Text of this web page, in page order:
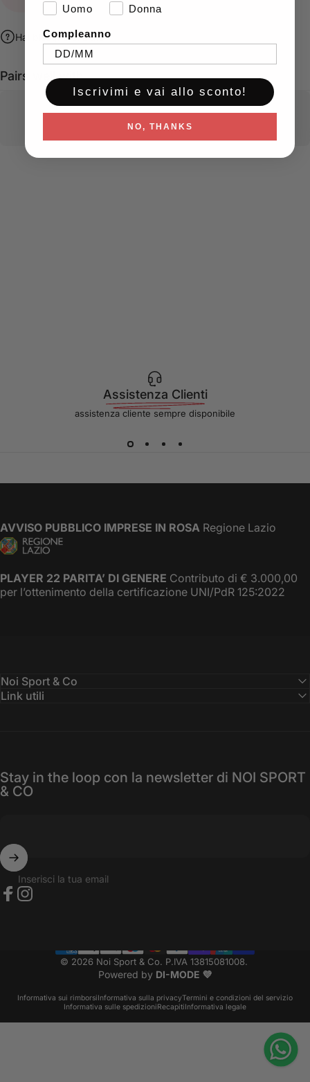
Hai bisogno di aiuto?
Pairs well with
Assistenza Clienti
assistenza cliente sempre disponibile
AVVISO PUBBLICO IMPRESE IN ROSA Regione Lazio
PLAYER 22 PARITA’ DI GENERE Contributo di € 3.000,00
per l’ottenimento della certificazione UNI/PdR 125:2022
Noi Sport & Co
Link utili
Stay in the loop con la newsletter di NOI SPORT
& CO
Inserisci la tua email
© 2026 Noi Sport & Co. P.IVA 13815081008.
Powered by DI-MODE 💜
Informativa sui rimborsiInformativa sulla privacyTermini e condizioni del servizio
Informativa sulle spedizioniRecapitiInformativa legale
Uomo
Donna
Compleanno
Iscrivimi e vai allo sconto!
NO, THANKS